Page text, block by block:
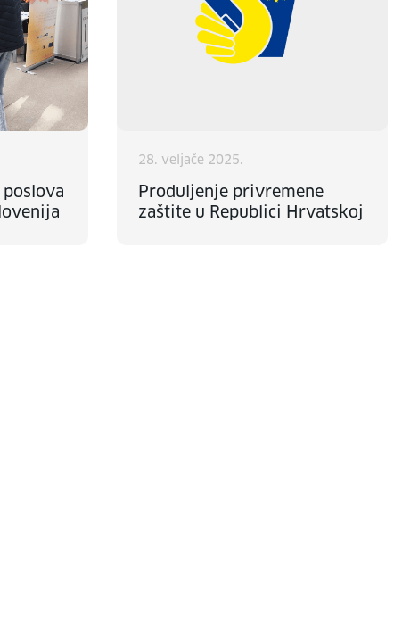
28. veljače 2025.
Produljenje privremene
zaštite u Republici Hrvatskoj